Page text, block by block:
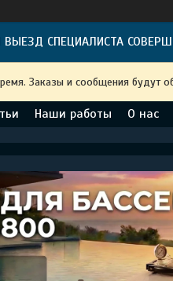
СПЕЦИАЛИСТА
Заказы и сообщения будут
Наши работы О нас